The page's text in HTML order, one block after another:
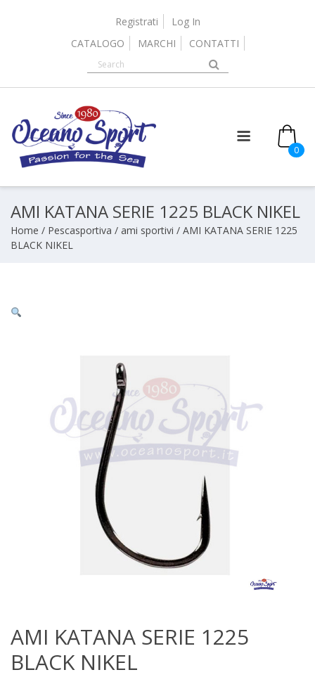
Registrati
Log In
CATALOGO
MARCHI CONTATTI
0
AMI KATANA SERIE 1225 BLACK NIKEL
Home / Pescasportiva / ami sportivi / AMI KATANA SERIE 1225
BLACK NIKEL
AMI KATANA SERIE 1225
BLACK NIKEL